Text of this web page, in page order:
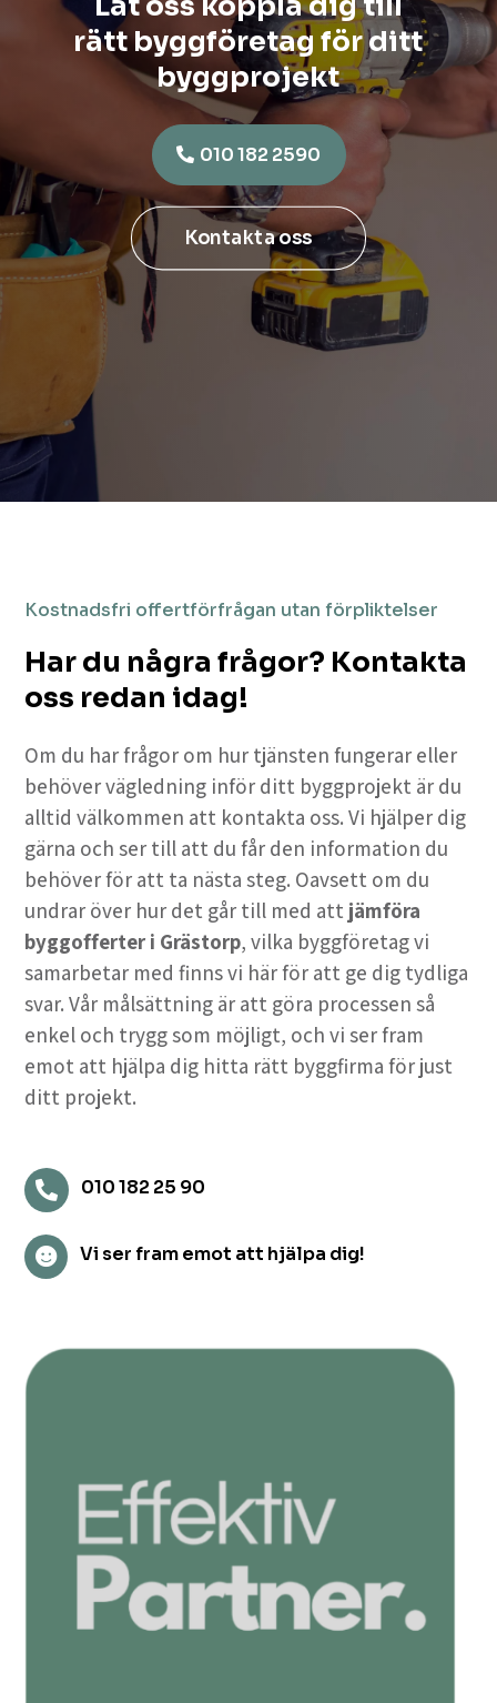
rätt byggföretag för ditt
byggprojekt
010 182 2590
Kontakta oss
Kostnadsfri offertförfrågan utan förpliktelser
Har du några frågor? Kontakta
oss redan idag!
Om du har frågor om hur tjänsten fungerar eller
behöver vägledning inför ditt byggprojekt är du
alltid välkommen att kontakta oss. Vi hjälper dig
gärna och ser till att du får den information du
behöver för att ta nästa steg. Oavsett om du
undrar över hur det går till med att jämföra
byggofferter i Grästorp, vilka byggföretag vi
samarbetar med finns vi här för att ge dig tydliga
svar. Vår målsättning är att göra processen så
enkel och trygg som möjligt, och vi ser fram
emot att hjälpa dig hitta rätt byggfirma för just
ditt projekt.
 010 182 25 90
 Vi ser fram emot att hjälpa dig!